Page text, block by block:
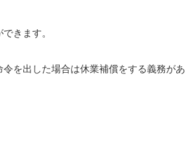
きます。
令を出した場合は休業補償をする義務があ